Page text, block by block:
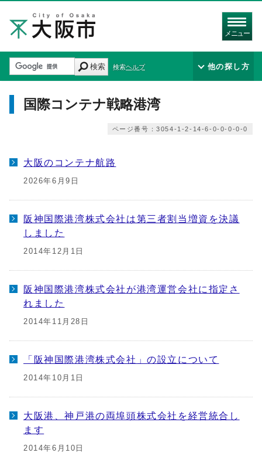
メニュー
検索 検索ヘルプ 他の探し方
国際コンテナ戦略港湾
ページ番号：3054-1-2-14-6-0-0-0-0-0
大阪のコンテナ航路
2026年6月9日
阪神国際港湾株式会社は第三者割当増資を決議
しました
2014年12月1日
阪神国際港湾株式会社が港湾運営会社に指定さ
れました
2014年11月28日
「阪神国際港湾株式会社」の設立について
2014年10月1日
大阪港、神戸港の両埠頭株式会社を経営統合し
ます
2014年6月10日